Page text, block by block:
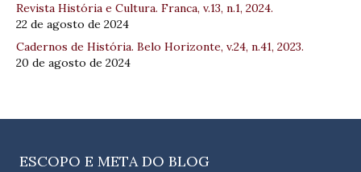
Revista História e Cultura. Franca, v.13, n.1, 2024.
22 de agosto de 2024
Cadernos de História. Belo Horizonte, v.24, n.41, 2023.
20 de agosto de 2024
ESCOPO E META DO BLOG